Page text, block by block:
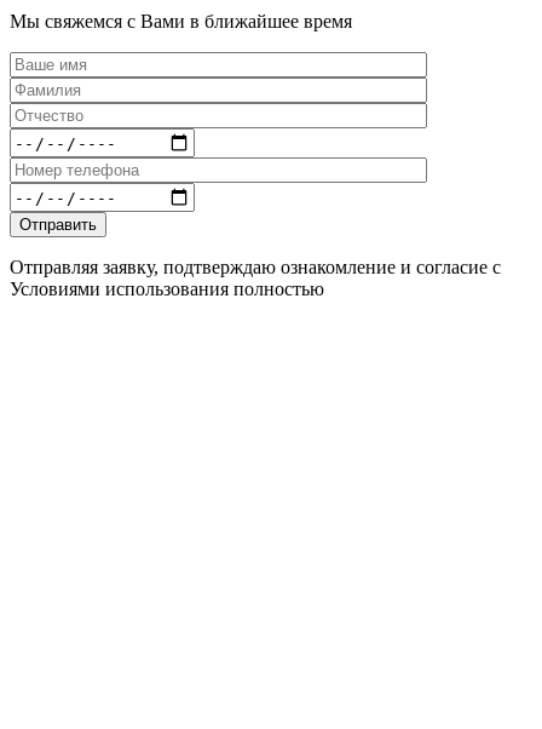
Мы свяжемся с Вами в ближайшее время
Отправляя заявку, подтверждаю ознакомление и согласие с
Условиями использования полностью